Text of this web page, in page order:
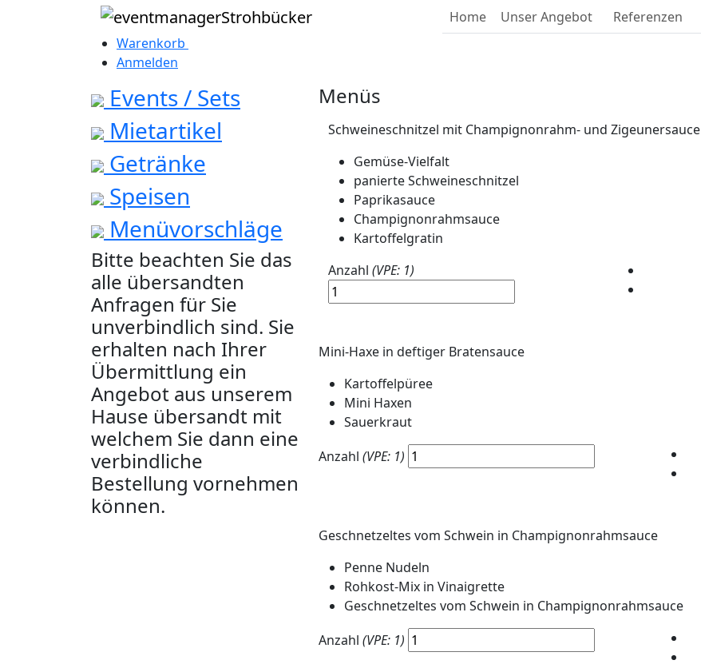
Home Unser Angebot Referenzen
Warenkorb
Anmelden
Events / Sets
Mietartikel
Getränke
Speisen
Menüvorschläge
Bitte beachten Sie das
alle übersandten
Anfragen für Sie
unverbindlich sind. Sie
erhalten nach Ihrer
Übermittlung ein
Angebot aus unserem
Hause übersandt mit
welchem Sie dann eine
verbindliche
Bestellung vornehmen
können.
Menüs
Schweineschnitzel mit Champignonrahm- und Zigeunersauce
Gemüse-Vielfalt
panierte Schweineschnitzel
Paprikasauce
Champignonrahmsauce
Kartoffelgratin
Anzahl (VPE: 1)
Mini-Haxe in deftiger Bratensauce
Kartoffelpüree
Mini Haxen
Sauerkraut
Anzahl (VPE: 1)
Geschnetzeltes vom Schwein in Champignonrahmsauce
Penne Nudeln
Rohkost-Mix in Vinaigrette
Geschnetzeltes vom Schwein in Champignonrahmsauce
Anzahl (VPE: 1)